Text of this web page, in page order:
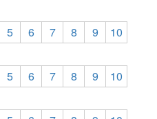
5 6 7 8 9
10
5 6 7 8 9
10